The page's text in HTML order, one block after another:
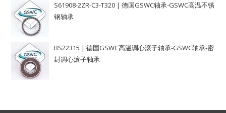
S61908-2ZR-C3-T320 | 德国GSWC轴承-GSWC高温不锈
钢轴承
BS22315 | 德国GSWC高温调心滚子轴承-GSWC轴承-密
封调心滚子轴承